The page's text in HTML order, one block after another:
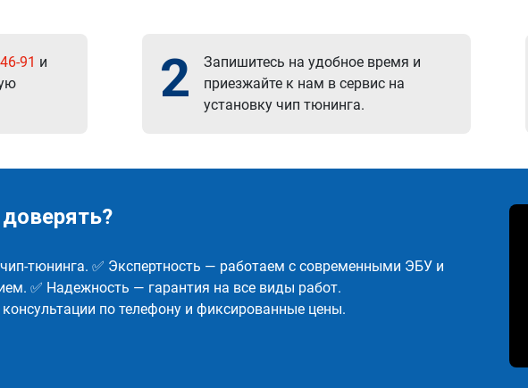
91 и
2
Запишитесь на удобное время и
приезжайте к нам в сервис на
установку чип тюнинга.
тюнинга. ✅ Экспертность — работаем с современными ЭБУ и
✅ Надежность — гарантия на все виды работ.
по телефону и фиксированные цены.